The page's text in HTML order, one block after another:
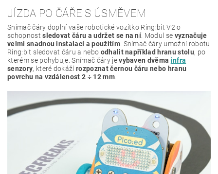
JÍZDA PO ČÁŘE S ÚSMĚVEM
Snímač čáry doplní vaše robotické vozítko Ring:bit V2 o
schopnostsledovat čáru a udržet se na ní . Modul se vyznačuje
velmi snadnou instalací a použitím. Snímač čáry umožní robotu
Ring:bit sledovat čáru a nebo odhalit například hranu stolu, po
kterém se pohybuje. Snímač čáry jevybaven dvěma infra
senzory, které dokážírozpoznat černou čáru nebo hranu
povrchu na vzdálenost 2 ÷ 12 mm.